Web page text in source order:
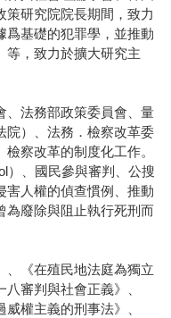
策研究院院長期間，致力
爲基礎的犯罪學，並推動
等，致力於擴大研究主
、法務部政策委員會、量
院）、法務．檢察改革委
察改革的制度化工作。
）、國民參與審判、公搜
害人權的偵查慣例、推動
為廢除與阻止執行死刑而
、《在殖民地法庭為獨立
審判與社會正義》、
權主義的刑事法》、